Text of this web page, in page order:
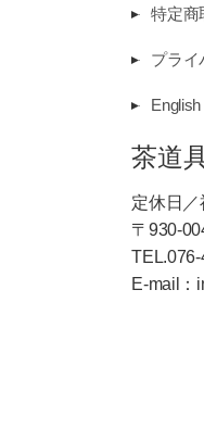
特定商
プライ
茶道
定休日／
〒930-
E-mail：